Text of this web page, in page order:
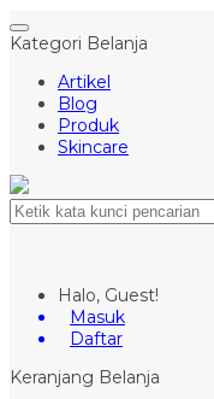
Kategori Belanja
Artikel
Blog
Produk
Skincare
Halo, Guest!
Masuk
Daftar
Keranjang Belanja